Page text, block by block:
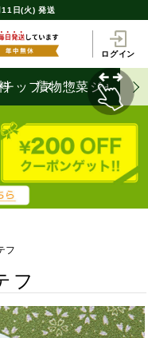
11日(火) 発送
ログイン
チップス
漬物惣菜 ジャム
フ
フ